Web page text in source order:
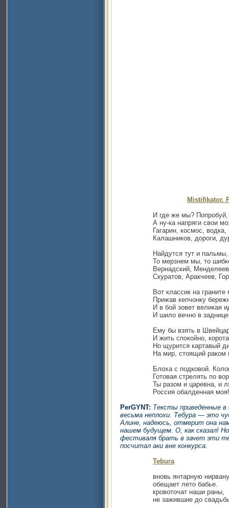
Mistifikator.
И где же мы? Попробуй,
А ну-ка напряги свои
Гагарин, космос, водка,
Калашников, дороги,
Найдутся тут и пальмы, и
То мерзнем мы, то шибко
Вернадский, Менделеев,
Скуратов, Аракчеев,
Вот классик на граните
Прижав кепчонку бережно
И в бой зовет великая
И шило вечно в заднице
Ему бы взять в
И жить спокойно,
Но щурится картавый
На мир, стоящий раком
Блоха с подковой.
Готовая стрелять по
Ты разом и царевна, и
Россия обалденная моя!
PerGYNT: Тексты приведенные
весьма неплохи. Тебура — это
Алине, надеюсь, отмерит она
нашем будущем. О, как сказал!
фестиваля брать в зачет эти
посчитал аки вне конкурса.
Tebura
вновь янтарную нирвану
обещает лето бабье.
кровоточат наши раны,
не зажившие до